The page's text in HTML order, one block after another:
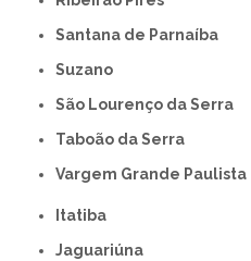
Santana de Parnaíba
Suzano
São Lourenço da Serra
Taboão da Serra
Vargem Grande Paulista
Itatiba
Jaguariúna